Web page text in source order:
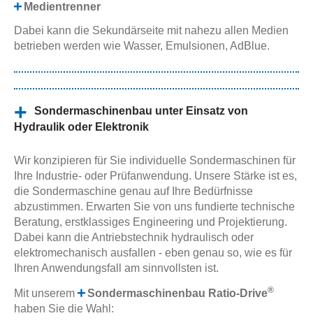
Medientrenner
Dabei kann die Sekundärseite mit nahezu allen Medien
betrieben werden wie Wasser, Emulsionen, AdBlue.
Sondermaschinenbau unter Einsatz von
Hydraulik oder Elektronik
Wir konzipieren für Sie individuelle Sondermaschinen für
Ihre Industrie- oder Prüfanwendung. Unsere Stärke ist es,
die Sondermaschine genau auf Ihre Bedürfnisse
abzustimmen. Erwarten Sie von uns fundierte technische
Beratung, erstklassiges Engineering und Projektierung.
Dabei kann die Antriebstechnik hydraulisch oder
elektromechanisch ausfallen - eben genau so, wie es für
Ihren Anwendungsfall am sinnvollsten ist.
Mit unserem Sondermaschinenbau Ratio-Drive®
haben Sie die Wahl: